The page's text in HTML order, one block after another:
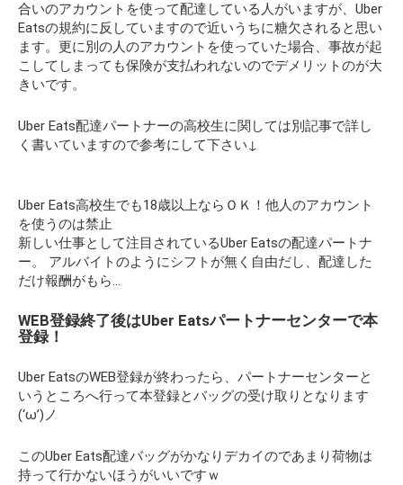
合いのアカウントを使って配達している人がいますが、Uber
Eatsの規約に反していますので近いうちに糖欠されると思い
ます。更に別の人のアカウントを使っていた場合、事故が起
こしてしまっても保険が支払われないのでデメリットのが大
きいです。
Uber Eats配達パートナーの高校生に関しては別記事で詳し
く書いていますので参考にして下さい↓
Uber Eats高校生でも18歳以上ならＯＫ！他人のアカウント
を使うのは禁止
新しい仕事として注目されているUber Eatsの配達パートナ
ー。 アルバイトのようにシフトが無く自由だし、配達した
だけ報酬がもら…
WEB登録終了後はUber Eatsパートナーセンターで本
登録！
Uber EatsのWEB登録が終わったら、パートナーセンターと
いうところへ行って本登録とバッグの受け取りとなります
(‘ω’)ノ
このUber Eats配達バッグがかなりデカイのであまり荷物は
持って行かないほうがいいですｗ